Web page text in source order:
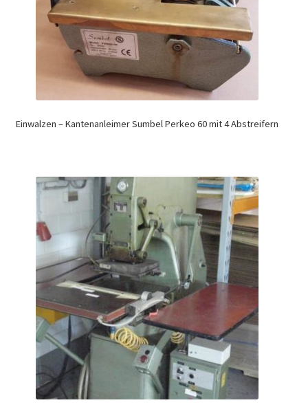
Einwalzen – Kantenanleimer Sumbel Perkeo 60 mit 4 Abstreifern